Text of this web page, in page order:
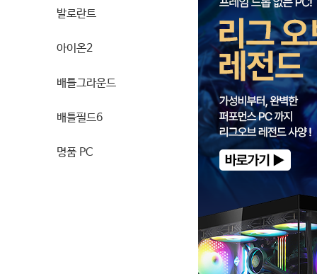
발로란트
아이온2
배틀그라운드
배틀필드6
명품 PC